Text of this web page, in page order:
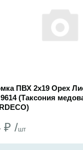
ПВХ 2х19 Орех
(Таксония
₽ /шт